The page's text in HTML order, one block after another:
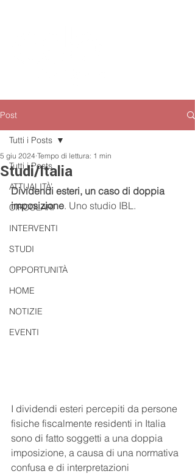
Post
Tutti i Posts
ATTUALITÀ’
CIRCOLARI
INTERVENTI
STUDI
OPPORTUNITÀ
HOME
NOTIZIE
EVENTI
Tutti i Posts
Studi/Italia
5 giu 2024 Tempo di lettura: 1 min
Dividendi esteri, un caso di doppia
imposizione. Uno studio IBL.
I dividendi esteri percepiti da persone
fisiche fiscalmente residenti in Italia
sono di fatto soggetti a una doppia
imposizione, a causa di una normativa
confusa e di interpretazioni